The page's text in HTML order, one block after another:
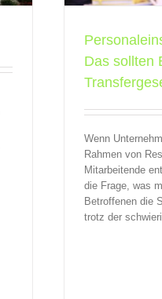
Das sollten
Wenn
Rahmen von
Mitarbeitende
die Frage, was
Betroffenen die
trotz der